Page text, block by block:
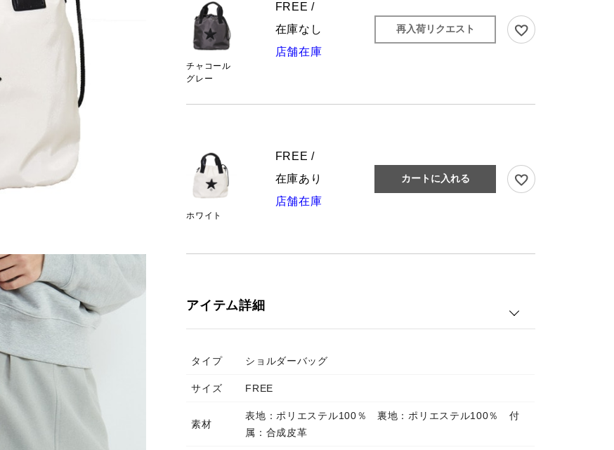
チャコール
グレー
FREE /
在庫なし
店舗在庫
再入荷リクエスト
ホワイト
FREE /
在庫あり
店舗在庫
カートに入れる
アイテム詳細
タイプ ショルダーバッグ
サイズ FREE
素材
表地：ポリエステル100％ 裏地：ポリエステル100％ 付
属：合成皮革